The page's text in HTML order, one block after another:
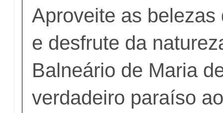
Aproveite as belezas
e desfrute da
Balneário de Maria
verdadeiro paraíso